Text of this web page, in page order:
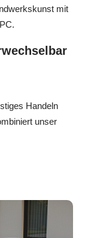
mit
Handeln
unser